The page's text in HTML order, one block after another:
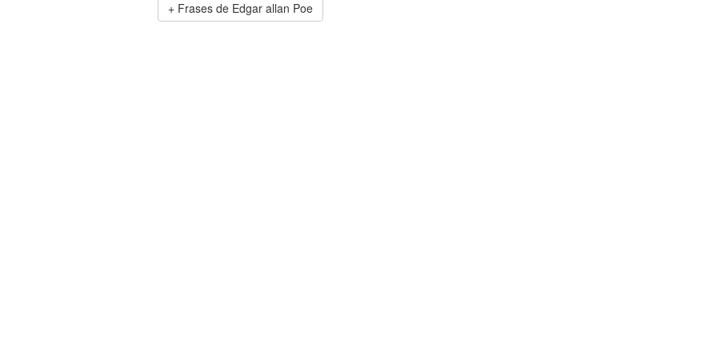
Frases de Edgar allan Poe